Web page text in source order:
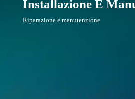
Installazione E
Riparazione e manutenzione